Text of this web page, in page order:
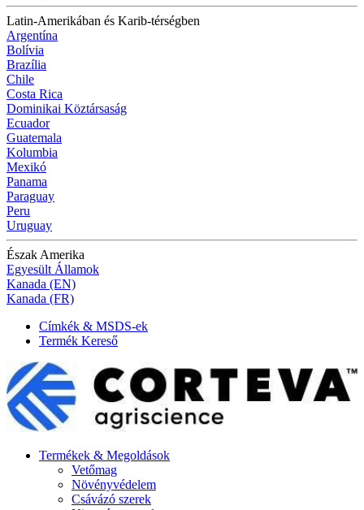
Latin-Amerikában és Karib-térségben
Argentína
Bolívia
Brazília
Chile
Costa Rica
Dominikai Köztársaság
Ecuador
Guatemala
Kolumbia
Mexikó
Panama
Paraguay
Peru
Uruguay
Észak Amerika
Egyesült Államok
Kanada (EN)
Kanada (FR)
Címkék & MSDS-ek
Termék Kereső
Termékek & Megoldások
Vetőmag
Növényvédelem
Csávázó szerek